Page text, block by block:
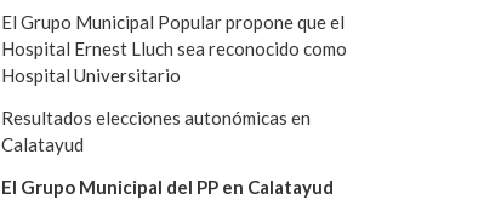
El Grupo Municipal Popular propone que el
Hospital Ernest Lluch sea reconocido como
Hospital Universitario
Resultados elecciones autonómicas en
Calatayud
El Grupo Municipal del PP en Calatayud